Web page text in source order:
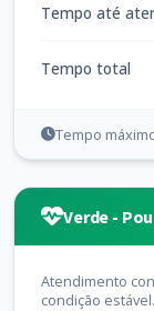
Tempo até
Tempo total
Tempo
Verde -
Atendimento
condição estável.